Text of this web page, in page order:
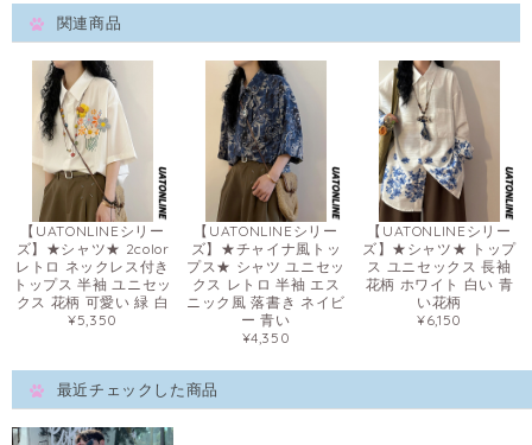
関連商品
【UATONLINEシリー
ズ】★シャツ★ 2color
レトロ ネックレス付き
トップス 半袖 ユニセッ
クス 花柄 可愛い 緑 白
¥5,350
【UATONLINEシリー
ズ】★チャイナ風トッ
プス★ シャツ ユニセッ
クス レトロ 半袖 エス
ニック風 落書き ネイビ
ー 青い
¥4,350
【UATONLINEシリー
ズ】★シャツ★ トップ
ス ユニセックス 長袖
花柄 ホワイト 白い 青
い花柄
¥6,150
最近チェックした商品